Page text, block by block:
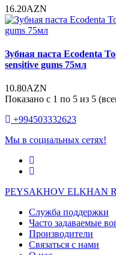
16.20AZN
Зубная паста Ecodenta
sensitive gums 75мл
10.80AZN
Показано с 1 по 5 из 5
+994503332623
Мы в социальных сетях!
PEYSAKHOV ELKHAN
Служба поддержки
Часто задаваемые
Производители
Связаться с нами